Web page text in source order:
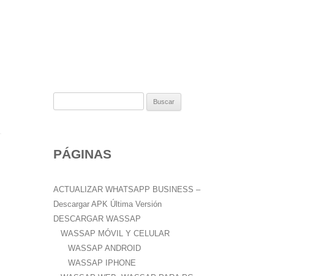
a
:
PÁGINAS
ACTUALIZAR WHATSAPP BUSINESS –
Descargar APK Última Versión
DESCARGAR WASSAP
WASSAP MÓVIL Y CELULAR
WASSAP ANDROID
WASSAP IPHONE